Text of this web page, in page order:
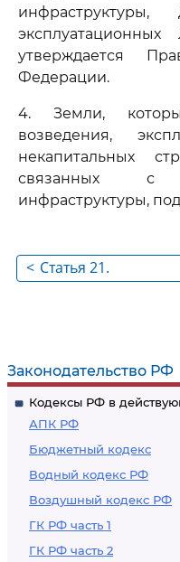
Законодательство РФ
Кодексы РФ в
АПК РФ
Бюджетный кодекс
Водный кодекс РФ
Воздушный кодекс РФ
ГК РФ часть 1
ГК РФ часть 2
утверждается
Федерации.
4. Земли,
возведения,
некапитальных
связанных с
инфраструктуры,
< Статья 21.
ввод в эксплуатацию
и вывод из
эксплуатации, снос,
ликвидация и
консервация
объектов
капитального
строительства, не
связанных с